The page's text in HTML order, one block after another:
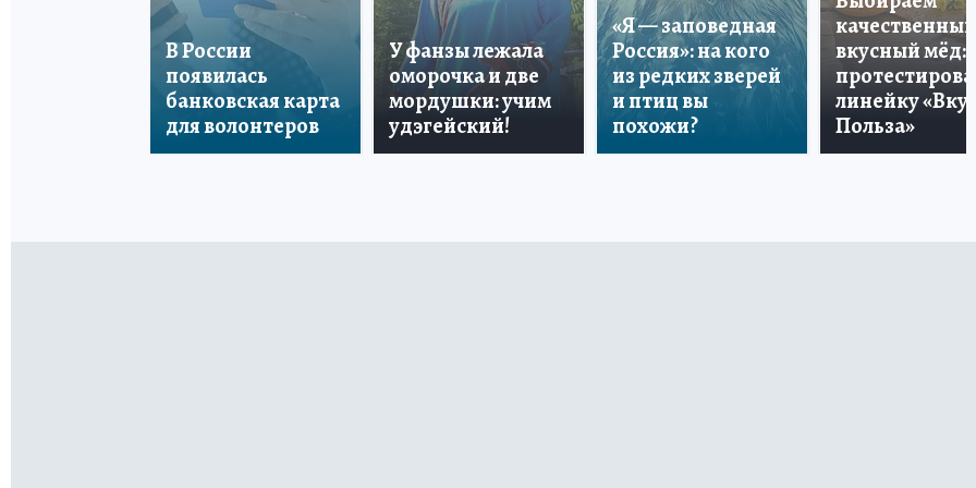
В России
появилась
банковская карта
для волонтеров
У фанзы лежала
оморочка и две
мордушки: учим
удэгейский!
«Я — заповедная
Россия»: на кого
из редких зверей
и птиц вы
похожи?
качественный
вкусный мёд:
линейку «Вкус
Польза»